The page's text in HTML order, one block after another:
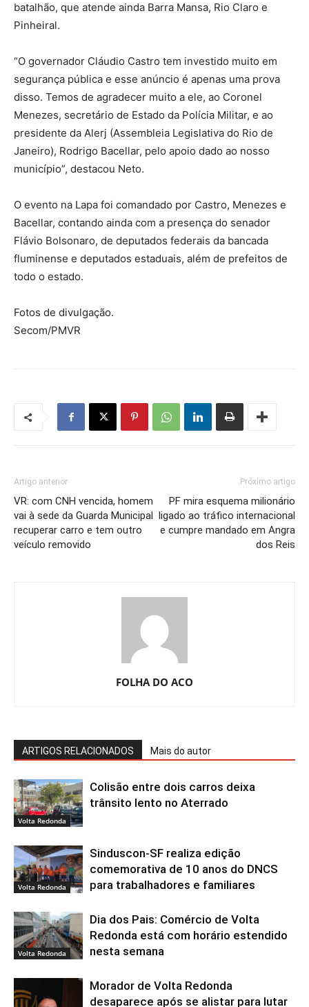
batalhão, que atende ainda Barra Mansa, Rio Claro e
Pinheiral.
“O governador Cláudio Castro tem investido muito em
segurança pública e esse anúncio é apenas uma prova
disso. Temos de agradecer muito a ele, ao Coronel
Menezes, secretário de Estado da Polícia Militar, e ao
presidente da Alerj (Assembleia Legislativa do Rio de
Janeiro), Rodrigo Bacellar, pelo apoio dado ao nosso
município”, destacou Neto.
O evento na Lapa foi comandado por Castro, Menezes e
Bacellar, contando ainda com a presença do senador
Flávio Bolsonaro, de deputados federais da bancada
fluminense e deputados estaduais, além de prefeitos de
todo o estado.
Fotos de divulgação.
Secom/PMVR
Artigo anterior
VR: com CNH vencida, homem
vai à sede da Guarda Municipal
recuperar carro e tem outro
veículo removido
Próximo artigo
PF mira esquema milionário
ligado ao tráfico internacional
e cumpre mandado em Angra
dos Reis
FOLHA DO ACO
ARTIGOS RELACIONADOS Mais do autor
Volta Redonda
Colisão entre dois carros deixa
trânsito lento no Aterrado
Volta Redonda
Sinduscon-SF realiza edição
comemorativa de 10 anos do DNCS
para trabalhadores e familiares
Volta Redonda
Dia dos Pais: Comércio de Volta
Redonda está com horário estendido
nesta semana
Morador de Volta Redonda
desaparece após se alistar para lutar